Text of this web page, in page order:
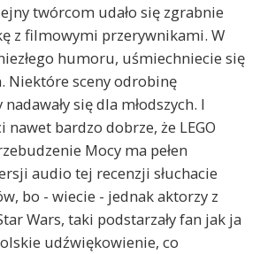
twórcom udało się zgrabnie
z filmowymi przerywnikami. W
humoru, uśmiechniecie się
Niektóre sceny odrobinę
się dla młodszych. I
nawet bardzo dobrze, że LEGO
Mocy ma pełen
audio tej recenzji słuchacie
bo - wiecie - jednak aktorzy z
Wars, taki podstarzały fan jak ja
udźwiękowienie, co